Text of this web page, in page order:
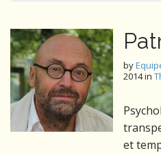
by
2014in
et